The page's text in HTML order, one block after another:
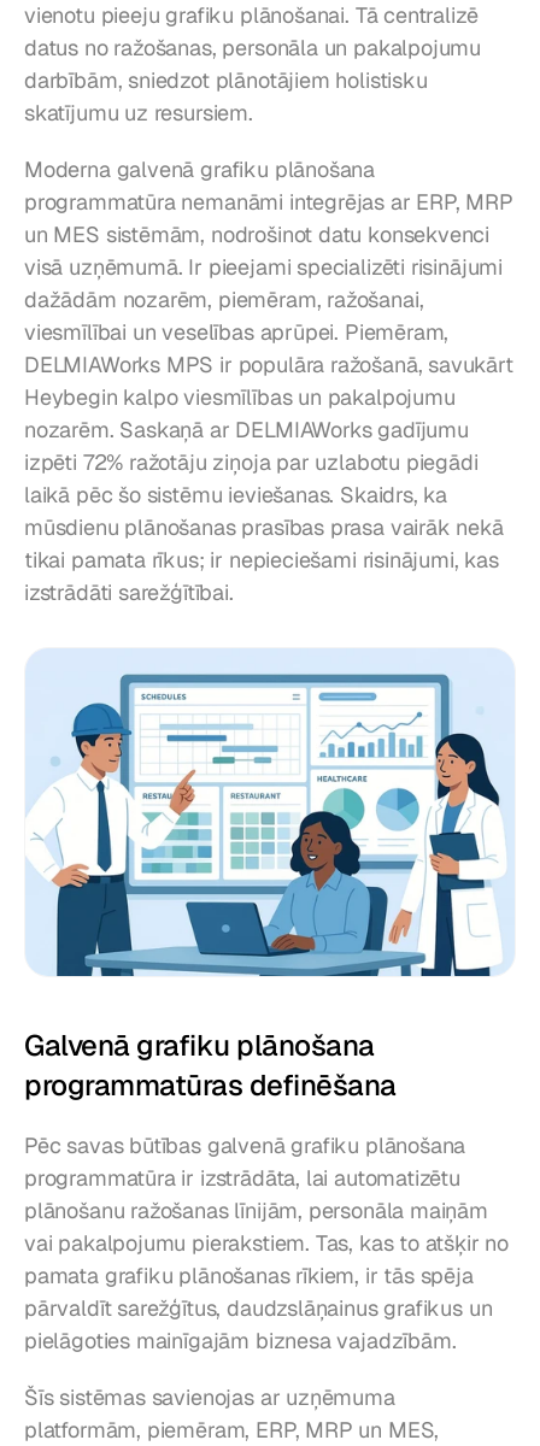
vienotu pieeju grafiku plānošanai. Tā centralizē
datus no ražošanas, personāla un pakalpojumu
darbībām, sniedzot plānotājiem holistisku
skatījumu uz resursiem.
Moderna galvenā grafiku plānošana
programmatūra nemanāmi integrējas ar ERP, MRP
un MES sistēmām, nodrošinot datu konsekvenci
visā uzņēmumā. Ir pieejami specializēti risinājumi
dažādām nozarēm, piemēram, ražošanai,
viesmīlībai un veselības aprūpei. Piemēram,
DELMIAWorks MPS ir populāra ražošanā, savukārt
Heybegin kalpo viesmīlības un pakalpojumu
nozarēm. Saskaņā ar DELMIAWorks gadījumu
izpēti 72% ražotāju ziņoja par uzlabotu piegādi
laikā pēc šo sistēmu ieviešanas. Skaidrs, ka
mūsdienu plānošanas prasības prasa vairāk nekā
tikai pamata rīkus; ir nepieciešami risinājumi, kas
izstrādāti sarežģītībai.
Galvenā grafiku plānošana
programmatūras definēšana
Pēc savas būtības galvenā grafiku plānošana
programmatūra ir izstrādāta, lai automatizētu
plānošanu ražošanas līnijām, personāla maiņām
vai pakalpojumu pierakstiem. Tas, kas to atšķir no
pamata grafiku plānošanas rīkiem, ir tās spēja
pārvaldīt sarežģītus, daudzslāņainus grafikus un
pielāgoties mainīgajām biznesa vajadzībām.
Šīs sistēmas savienojas ar uzņēmuma
platformām, piemēram, ERP, MRP un MES,